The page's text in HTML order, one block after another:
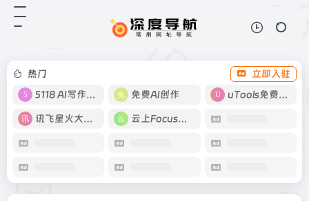
热门
立即入驻
5118 AI写作工具
免费AI创作 uTools免费工具箱
讯飞星火大模型 云上Focus接码